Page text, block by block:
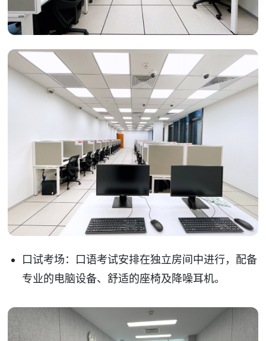
口试考场：口语考试安排在独立房间中进行，配备
专业的电脑设备、舒适的座椅及降噪耳机。